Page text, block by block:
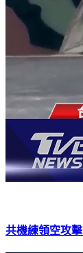
共機練領空攻